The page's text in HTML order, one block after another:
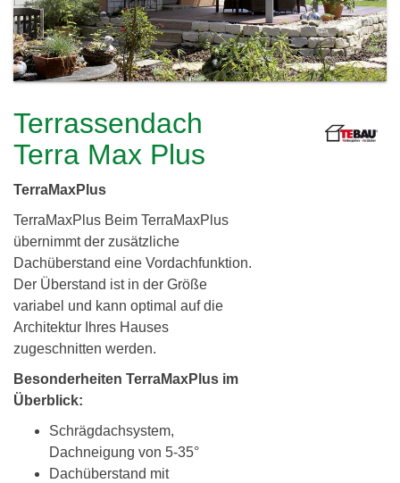
c
h
i
e
r
d
i
n
g
G
b
R
h
l
e
r
iTerrassendach
Terra Max Plus
TerraMaxPlus
TerraMaxPlus Beim TerraMaxPlus
übernimmt der zusätzliche
Dachüberstand eine Vordachfunktion.
Der Überstand ist in der Größe
variabel und kann optimal auf die
Architektur Ihres Hauses
zugeschnitten werden.
Besonderheiten TerraMaxPlus im
Überblick:
Schrägdachsystem,
Dachneigung von 5-35°
Dachüberstand mit